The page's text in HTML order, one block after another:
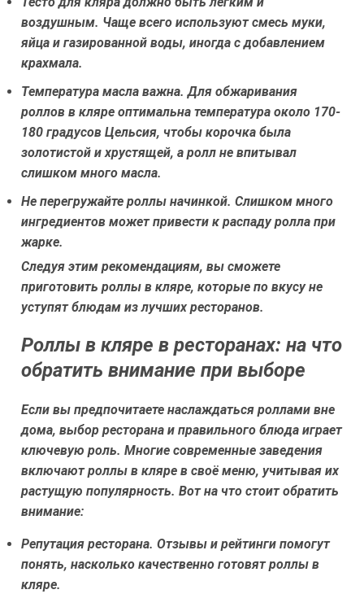
воздушным. Чаще всего используют смесь муки,
яйца и газированной воды, иногда с добавлением
крахмала.
Температура масла важна. Для обжаривания
роллов в кляре оптимальна температура около 170-
180 градусов Цельсия, чтобы корочка была
золотистой и хрустящей, а ролл не впитывал
слишком много масла.
Не перегружайте роллы начинкой. Слишком много
ингредиентов может привести к распаду ролла при
жарке.
Следуя этим рекомендациям, вы сможете
приготовить роллы в кляре, которые по вкусу не
уступят блюдам из лучших ресторанов.
Роллы в кляре в ресторанах: на что
обратить внимание при выборе
Если вы предпочитаете наслаждаться роллами вне
дома, выбор ресторана и правильного блюда играет
ключевую роль. Многие современные заведения
включают роллы в кляре в своё меню, учитывая их
растущую популярность. Вот на что стоит обратить
внимание:
Репутация ресторана. Отзывы и рейтинги помогут
понять, насколько качественно готовят роллы в
кляре.